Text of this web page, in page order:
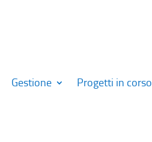
Gestione Progetti in corso